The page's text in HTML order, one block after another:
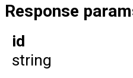
Response
id
string